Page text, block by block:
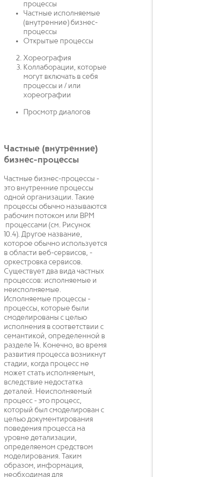
процессы
Частные исполняемые
(внутренние) бизнес-
процессы
Открытые процессы
Хореография
Коллаборации, которые
могут включать в себя
процессы и / или
хореографии
Просмотр диалогов
Частные (внутренние)
бизнес-процессы
Частные бизнес-процессы -
это внутренние процессы
одной организации. Такие
процессы обычно называются
рабочим потоком или BPM
процессами (см. Рисунок
10.4). Другое название,
которое обычно используется
в области веб-сервисов, -
оркестровка сервисов.
Существует два вида частных
процессов: исполняемые и
неисполняемые.
Исполняемые процессы -
процессы, которые были
смоделированы с целью
исполнения в соответствии с
семантикой, определенной в
разделе 14. Конечно, во время
развития процесса возникнут
стадии, когда процесс не
может стать исполняемым,
вследствие недостатка
деталей. Неисполняемый
процесс - это процесс,
который был смоделирован с
целью документирования
поведения процесса на
уровне детализации,
определяемом средством
моделирования. Таким
образом, информация,
необходимая для